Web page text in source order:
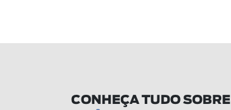
CONHEÇA TUDO SOBRE